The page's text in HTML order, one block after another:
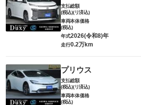
支払総額
(税込)(リ済込)
車両本体価格
(税込)
年式2026(令和8)年
走行0.2万km
プリウス
支払総額
(税込)(リ済込)
車両本体価格
(税込)